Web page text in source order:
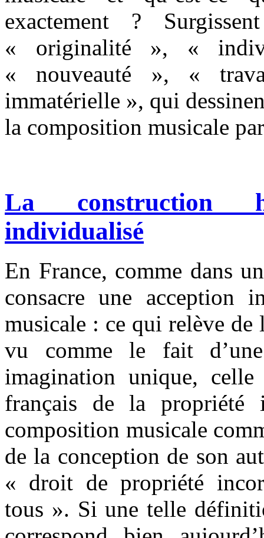
exactement ?
« originalité », «
« nouveauté », «
immatérielle », qui
la composition musicale
La construction
individualisé
En France, comme dans
consacre une acception
musicale : ce qui relève
vu comme le fait d’une
imagination unique,
français de la propriété
composition musicale
de la conception de son
« droit de propriété
tous ». Si une telle